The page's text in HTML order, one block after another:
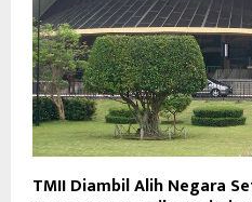
TMII Diambil Alih Negara